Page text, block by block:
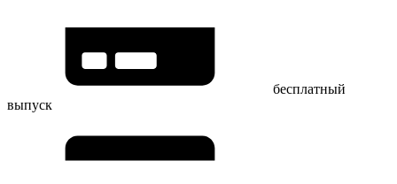
бесплатный
выпуск